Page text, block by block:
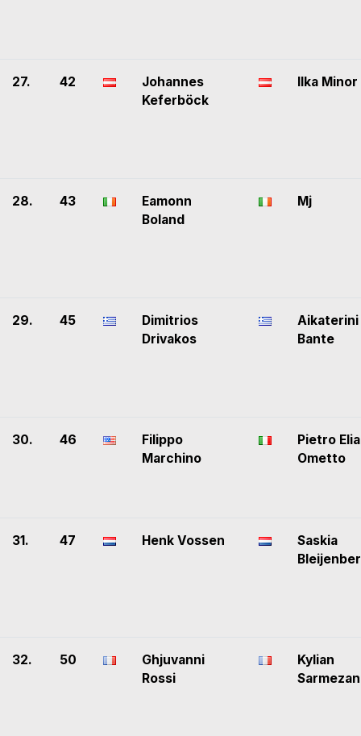
27. 42
Johannes
Keferböck
Ilka Minor
28. 43
Eamonn
Boland
Mj
29. 45
Dimitrios
Drivakos
Aikaterini
Bante
30. 46
Filippo
Marchino
Pietro Elia
Ometto
31. 47 Henk Vossen
Saskia
32. 50
Ghjuvanni
Rossi
Kylian
Sarmezan